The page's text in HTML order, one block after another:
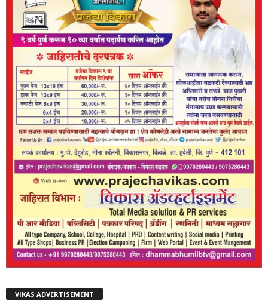
VIKAS ADVERTISEMENT